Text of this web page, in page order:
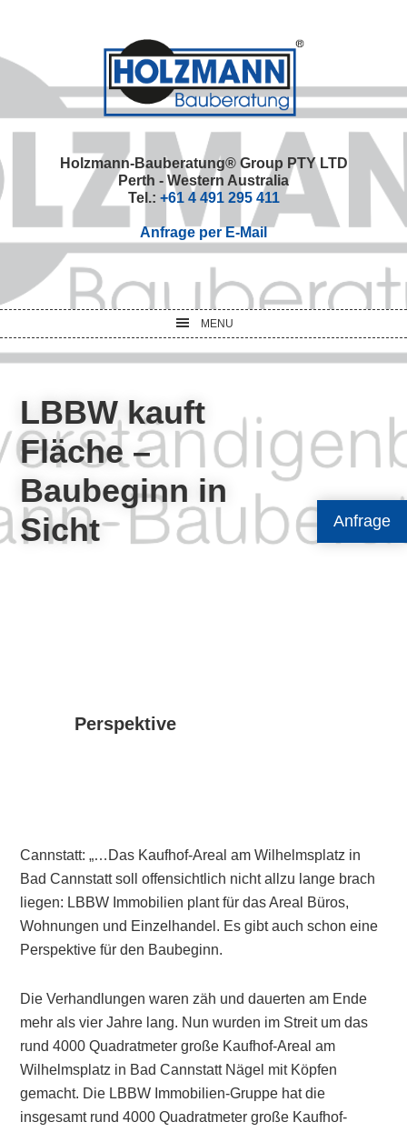
Anfrage
primary
navigation
main
content
primary
sidebar
footer
Holzmann-Bauberatung® Group PTY LTD
Perth - Western Australia
Tel.: +61 4 491 295 411
Anfrage per E-Mail
MENU
LBBW kauft
Fläche –
Baubeginn in
Sicht
Perspektive
Cannstatt: „…Das Kaufhof-Areal am Wilhelmsplatz in
Bad Cannstatt soll offensichtlich nicht allzu lange brach
liegen: LBBW Immobilien plant für das Areal Büros,
Wohnungen und Einzelhandel. Es gibt auch schon eine
Perspektive für den Baubeginn.
Die Verhandlungen waren zäh und dauerten am Ende
mehr als vier Jahre lang. Nun wurden im Streit um das
rund 4000 Quadratmeter große Kaufhof-Areal am
Wilhelmsplatz in Bad Cannstatt Nägel mit Köpfen
gemacht. Die LBBW Immobilien-Gruppe hat die
insgesamt rund 4000 Quadratmeter große Kaufhof-